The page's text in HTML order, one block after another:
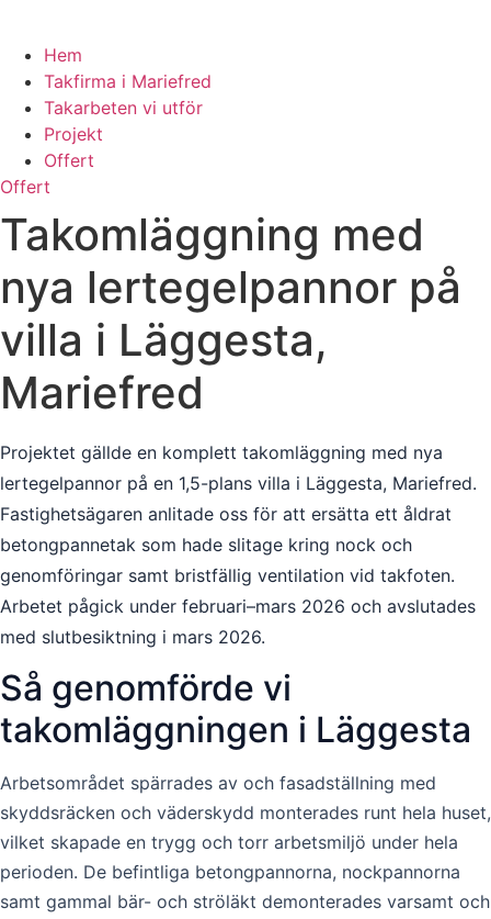
Hem
Takfirma i Mariefred
Takarbeten vi utför
Projekt
Offert
Offert
Takomläggning med
nya lertegelpannor på
villa i Läggesta,
Mariefred
Projektet gällde en komplett takomläggning med nya
lertegelpannor på en 1,5-plans villa i Läggesta, Mariefred.
Fastighetsägaren anlitade oss för att ersätta ett åldrat
betongpannetak som hade slitage kring nock och
genomföringar samt bristfällig ventilation vid takfoten.
Arbetet pågick under februari–mars 2026 och avslutades
med slutbesiktning i mars 2026.
Så genomförde vi
takomläggningen i Läggesta
Arbetsområdet spärrades av och fasadställning med
skyddsräcken och väderskydd monterades runt hela huset,
vilket skapade en trygg och torr arbetsmiljö under hela
perioden. De befintliga betongpannorna, nockpannorna
samt gammal bär- och ströläkt demonterades varsamt och